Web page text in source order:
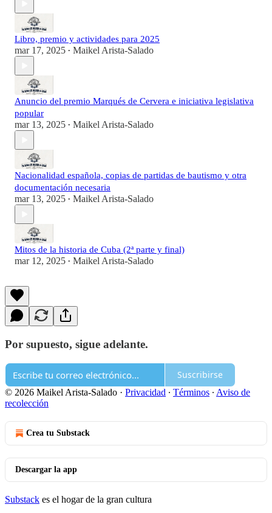
Libro, premio y actividades para 2025
mar 17, 2025 • Maikel Arista-Salado
Anuncio del premio Marqués de Cervera e iniciativa legislativa
popular
mar 13, 2025 • Maikel Arista-Salado
Nacionalidad española, copias de partidas de bautismo y otra
documentación necesaria
mar 13, 2025 • Maikel Arista-Salado
Mitos de la historia de Cuba (2ª parte y final)
mar 12, 2025 • Maikel Arista-Salado
Por supuesto, sigue adelante.
Suscribirse
© 2026 Maikel Arista-Salado · Privacidad ∙ Términos ∙ Aviso de
recolección
Crea tu Substack
Descargar la app
Substack es el hogar de la gran cultura